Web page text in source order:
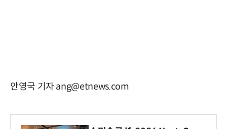
안영국 기자 ang@etnews.com